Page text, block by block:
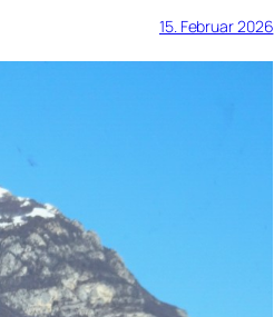
15. Februar 2026